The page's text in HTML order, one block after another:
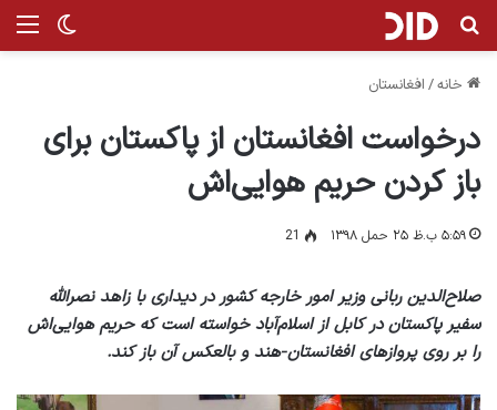
تغییر جستجو برای
خانه/ افغانستان
درخواست افغانستان از پاکستان برای
باز کردن حریم هوایی‌اش
۵:۵۹ ب.ظ ۲۵ حمل ۱۳۹۸ 21
صلاح‌الدین ربانی وزیر امور خارجه‌ کشور در دیداری با زاهد نصرالله
سفیر پاکستان در کابل از اسلام‌آباد خواسته است که حریم هوایی‌اش
را بر روی پروازهای افغانستان‑هند و بالعکس آن باز کند.